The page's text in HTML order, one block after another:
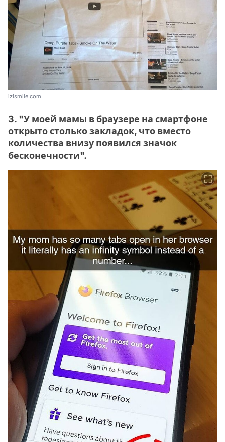
izismile.com
3. "У моей мамы в браузере на смартфоне
открыто столько закладок, что вместо
количества внизу появился значок
бесконечности".